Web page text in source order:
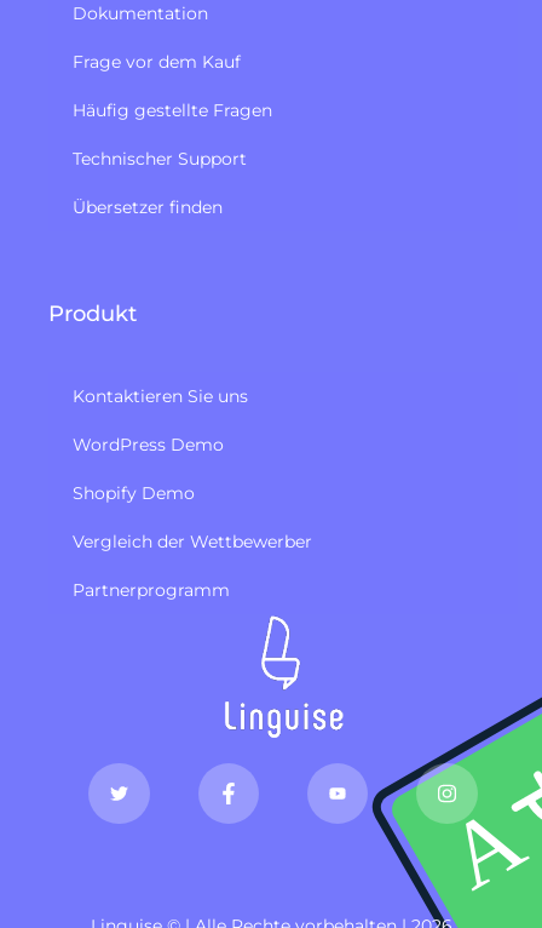
Dokumentation
Frage vor dem Kauf
Häufig gestellte Fragen
Technischer Support
Übersetzer finden
Produkt
Kontaktieren Sie uns
WordPress Demo
Shopify Demo
Vergleich der Wettbewerber
Partnerprogramm